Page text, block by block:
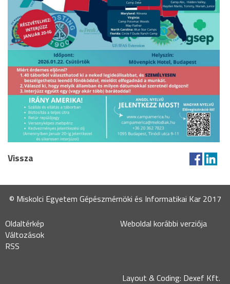
Vissza
© Miskolci Egyetem Gépészmérnöki és Informatikai Kar 2017
Oldaltérkép
Változások
RSS
Weboldal korábbi verziója
Layout & Coding: Dexef Kft.